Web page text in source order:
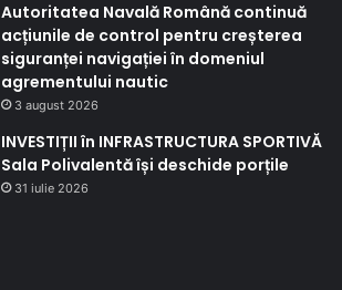
Autoritatea Navală Română continuă
acțiunile de control pentru creșterea
siguranței navigației în domeniul
agrementului nautic
3 august 2026
INVESTIȚII în INFRASTRUCTURA SPORTIVĂ
Sala Polivalentă își deschide porțile
31 iulie 2026